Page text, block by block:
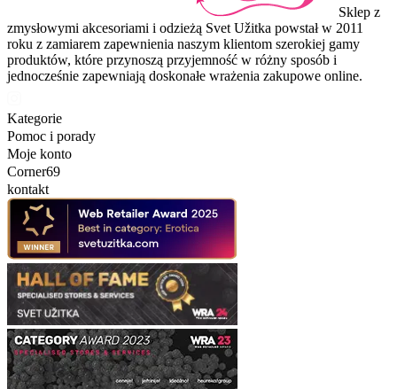
Sklep z
zmysłowymi akcesoriami i odzieżą Svet Užitka powstał w 2011
roku z zamiarem zapewnienia naszym klientom szerokiej gamy
produktów, które przynoszą przyjemność w różny sposób i
jednocześnie zapewniają doskonałe wrażenia zakupowe online.
Kategorie
Pomoc i porady
Moje konto
Corner69
kontakt